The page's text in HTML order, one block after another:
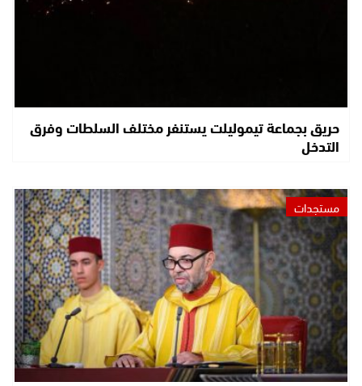
حريق بجماعة تيموليلت يستنفر مختلف السلطات وفرق
التدخل
مستجدات